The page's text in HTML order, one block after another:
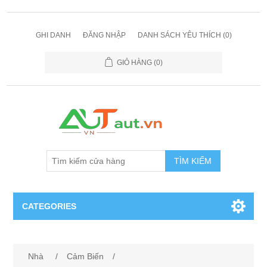
GHI DANH ĐĂNG NHẬP DANH SÁCH YÊU THÍCH (0)
GIỎ HÀNG (0)
TÌM KIẾM
CATEGORIES
Nhà / Cảm Biến
/